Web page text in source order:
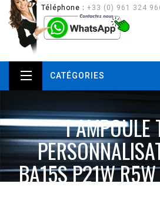
Téléphone : +33 (0) 961 324
CATÉGORIES
1 AMPOULE
BA15S P21W